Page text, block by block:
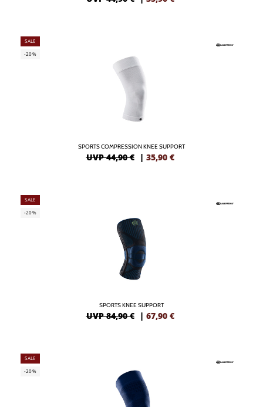
SALE
-20%
SPORTS COMPRESSION KNEE SUPPORT
UVP 44,90 € | 35,90 €
SALE
-20%
SPORTS KNEE SUPPORT
UVP 84,90 € | 67,90 €
SALE
-20%